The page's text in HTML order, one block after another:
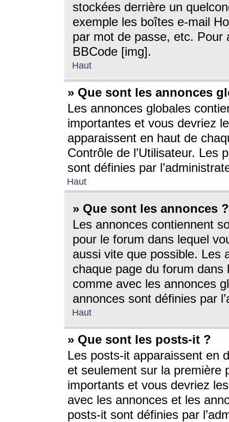
stockées derrière un
exemple les boîtes e-mail
par mot de passe, etc. Pour
BBCode [img].
Haut
» Que sont les annonces
Les annonces globales
importantes et vous devriez
apparaissent en haut de
Contrôle de l’Utilisateur. Les
sont définies par
Haut
» Que sont les annonces ?
Les annonces contiennent
pour le forum dans lequel
aussi vite que possible. Les
chaque page du forum dans
comme avec les annonces
annonces sont définies par
Haut
» Que sont les posts-it ?
Les posts-it apparaissent en
et seulement sur la première
importants et vous devriez
avec les annonces et les
posts-it sont définies par